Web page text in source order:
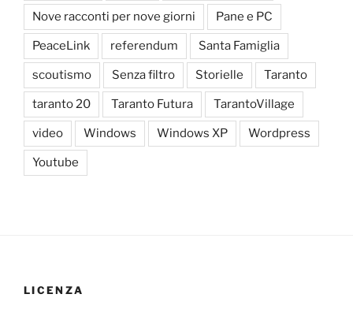
Nove racconti per nove giorni Pane e PC
PeaceLink referendum Santa Famiglia
scoutismo Senza filtro Storielle Taranto
taranto 20 Taranto Futura TarantoVillage
video Windows Windows XP Wordpress
Youtube
LICENZA